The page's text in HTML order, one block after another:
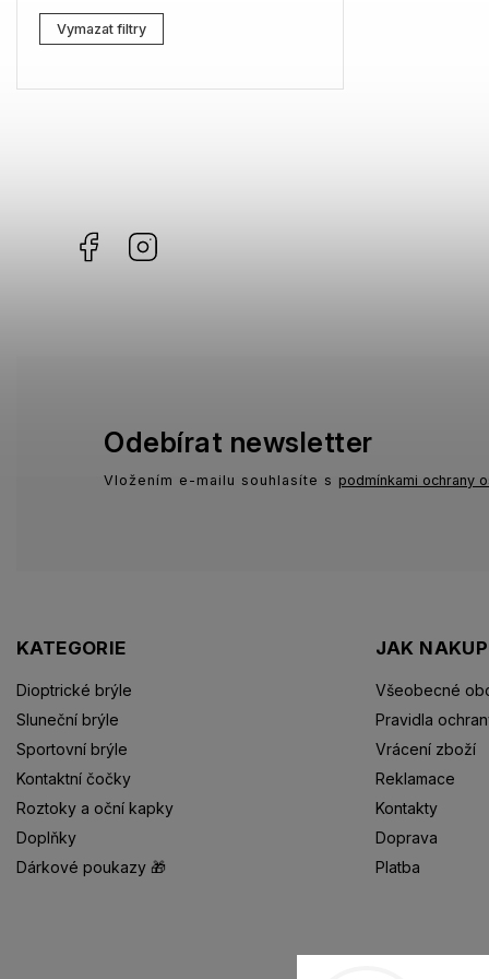
Lacoste
Marc Jacobs
Vymazat filtry
Facebook
KATEGORIE
Dioptrické brýle
Sluneční brýle
Sportovní brýle
Kontaktní čočky
Roztoky a oční kapky
Doplňky
Dárkové poukazy 🎁
JAK
Všeobecné
Pravidla
Vrácení zboží
Reklamace
Kontakty
Doprava
Platba
Odebírat newsletter
Vložením e-mailu souhlasíte s podmínkami ochrany